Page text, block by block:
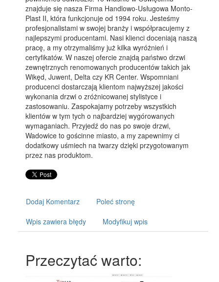
znajduje się nasza Firma Handlowo-Usługowa Monto-
Plast II, która funkcjonuje od 1994 roku. Jesteśmy
profesjonalistami w swojej branży i współpracujemy z
najlepszymi producentami. Nasi klienci doceniają naszą
pracę, a my otrzymaliśmy już kilka wyróżnień i
certyfikatów. W naszej ofercie znajdą państwo drzwi
zewnętrznych renomowanych producentów takich jak
Wikęd, Juwent, Delta czy KR Center. Wspomniani
producenci dostarczają klientom najwyższej jakości
wykonania drzwi o zróżnicowanej stylistyce i
zastosowaniu. Zaspokajamy potrzeby wszystkich
klientów w tym tych o najbardziej wygórowanych
wymaganiach. Przyjedź do nas po swoje drzwi,
Wadowice to gościnne miasto, a my zapewnimy ci
dodatkowy uśmiech na twarzy dzięki przygotowanym
przez nas produktom.
Dodaj Komentarz Poleć stronę
Wpis zawiera błędy Modyfikuj wpis
Przeczytać warto: